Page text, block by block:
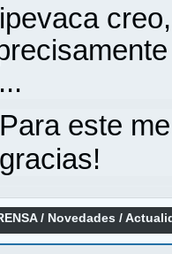
Para este
gracias!
/ Novedades /